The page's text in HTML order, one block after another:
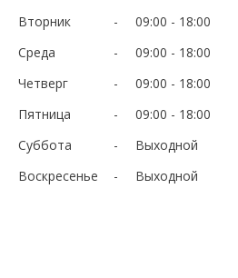
Вторник
09:00
18:00
Среда
09:00
18:00
Четверг
09:00
18:00
Пятница
09:00
18:00
Суббота
Выходной
Воскресенье
Выходной